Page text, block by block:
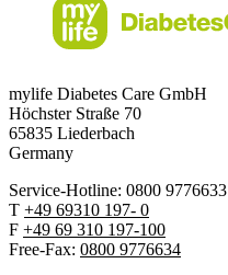
mylife Diabetes Care GmbH
Höchster Straße 70
65835 Liederbach
Germany
Service-Hotline: 0800 9776633
T +49 69310 197- 0
F +49 69 310 197-100
Free-Fax: 0800 9776634